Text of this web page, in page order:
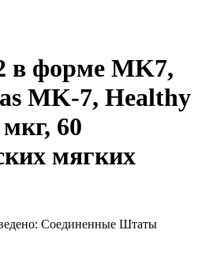
в форме MK7,
MK-7, Healthy
60
мягких
Соединенные Штаты